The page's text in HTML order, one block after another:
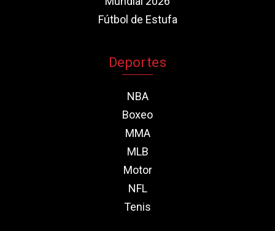
Fútbol de Estufa
Deportes
NBA
Boxeo
MMA
MLB
Motor
NFL
Tenis